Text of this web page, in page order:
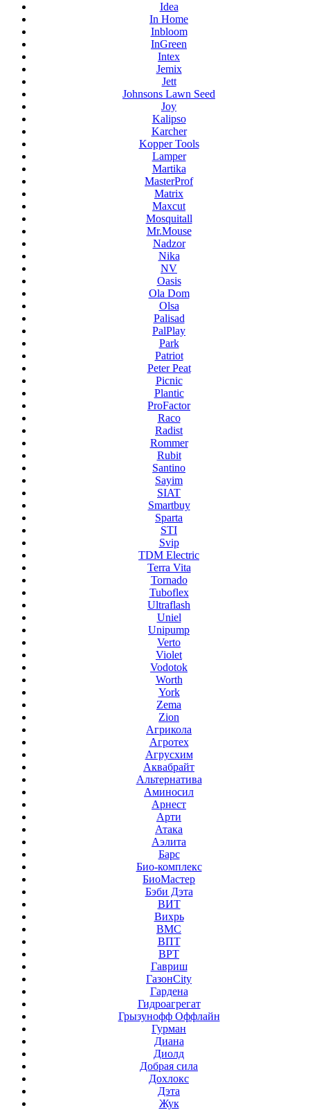
Idea
In Home
Inbloom
InGreen
Intex
Jemix
Jett
Johnsons Lawn Seed
Joy
Kalipso
Karcher
Kopper Tools
Lamper
Martika
MasterProf
Matrix
Maxcut
Mosquitall
Mr.Mouse
Nadzor
Nika
NV
Oasis
Ola Dom
Olsa
Palisad
PalPlay
Park
Patriot
Peter Peat
Picnic
Plantic
ProFactor
Raco
Radist
Rommer
Rubit
Santino
Sayim
SIAT
Smartbuy
Sparta
STI
Svip
TDM Electric
Terra Vita
Tornado
Tuboflex
Ultraflash
Uniel
Unipump
Verto
Violet
Vodotok
Worth
York
Zema
Zion
Агрикола
Агротех
Агрусхим
Аквабрайт
Альтернатива
Аминосил
Арнест
Арти
Атака
Аэлита
Барс
Био-комплекс
БиоМастер
Бэби Дэта
ВИТ
Вихрь
ВМС
ВПТ
ВРТ
Гавриш
ГазонCity
Гардена
Гидроагрегат
Грызунофф Оффлайн
Гурман
Диана
Диолд
Добрая сила
Дохлокс
Дэта
Жук